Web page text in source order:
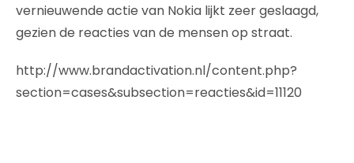
vernieuwende actie van Nokia lijkt zeer geslaagd,
gezien de reacties van de mensen op straat.
http://www.brandactivation.nl/content.php?
section=cases&subsection=reacties&id=11120